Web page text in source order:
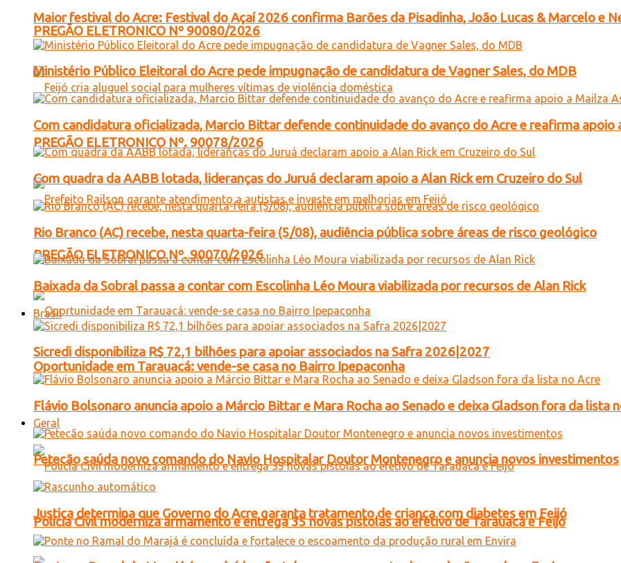
PREGÃO ELETRONICO Nº 90080/2026
PREGÃO ELETRONICO Nº. 90078/2026
PREGÃO ELETRONICO Nº. 90070/2026
Oportunidade em Tarauacá: vende-se casa no Bairro Ipepaconha
Geral
Polícia Civil moderniza armamento e entrega 35 novas pistolas ao efetivo de Tarauacá e Feijó
Maior festival do Acre: Festival do Açaí 2026 confirma Barões da Pisadinha, João Lucas & Marcelo e
Ministério Público Eleitoral do Acre pede impugnação de candidatura de Vagner Sales, do MDB
Com candidatura oficializada, Marcio Bittar defende continuidade do avanço do Acre e reafirma apoio
Com quadra da AABB lotada, lideranças do Juruá declaram apoio a Alan Rick em Cruzeiro do Sul
Rio Branco (AC) recebe, nesta quarta-feira (5/08), audiência pública sobre áreas de risco geológico
Baixada da Sobral passa a contar com Escolinha Léo Moura viabilizada por recursos de Alan Rick
Brasil
Sicredi disponibiliza R$ 72,1 bilhões para apoiar associados na Safra 2026|2027
Flávio Bolsonaro anuncia apoio a Márcio Bittar e Mara Rocha ao Senado e deixa Gladson fora da lista
Petecão saúda novo comando do Navio Hospitalar Doutor Montenegro e anuncia novos investimentos
Justiça determina que Governo do Acre garanta tratamento de criança com diabetes em Feijó